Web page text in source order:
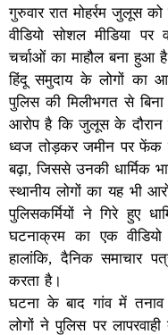
गुरुवार रात मोहर्रम जुलूस
वीडियो सोशल मीडिया
चर्चाओं का माहौल बना हुआ
हिंदू समुदाय के लोगों का
पुलिस की मिलीभगत से
आरोप है कि जुलूस के दौरान
ध्वज तोड़कर जमीन पर
बढ़ा, जिससे उनकी धार्मिक
स्थानीय लोगों का यह भी
पुलिसकर्मियों ने गिरे हुए
घटनाक्रम का एक वीडियो
हालांकि, दैनिक समाचार
करता है।
घटना के बाद गांव में
लोगों ने पुलिस पर